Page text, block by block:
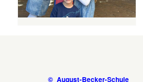
© August-Becker-Schule